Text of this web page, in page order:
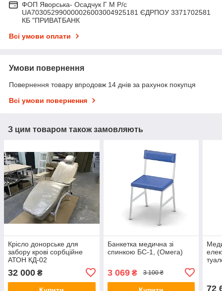
ФОП Яворська- Осадчук Г М Р/c
UA703052990000026003004925181 ЄДРПОУ 3371702581
КБ "ПРИВАТБАНК
Всі умови оплати
Умови повернення
Повернення товару впродовж 14 днів за рахунок покупця
Всі умови повернення
З цим товаром також замовляють
Крісло донорське для
забору крові сорбційне
АТОН КД-02
32 000 ₴
Банкетка медична зі
спинкою БС-1, (Омега)
3 069₴ 3 100 ₴
72